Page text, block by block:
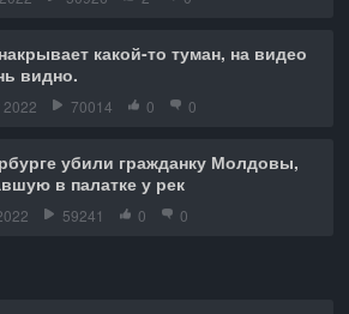
какой-то туман, на видео
видно.
2022 70014 0 0
убили гражданку Молдовы,
в палатке у рек
59241 0 0